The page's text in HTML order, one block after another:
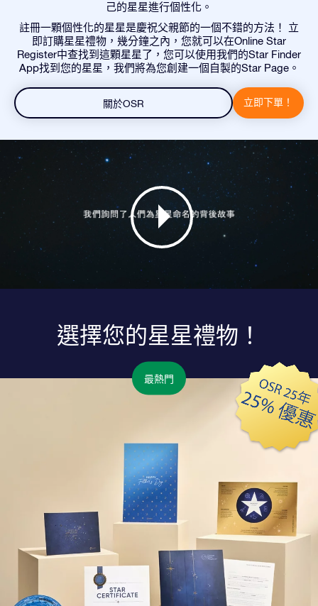
己的星星進行個性化。
註冊一顆個性化的星星是慶祝父親節的一個不錯的方法！ 立
即訂購星星禮物，幾分鐘之內，您就可以在Online Star
Register中查找到這顆星星了，您可以使用我們的Star Finder
App找到您的星星，我們將為您創建一個自製的Star Page。
關於OSR 立即下單！
選擇您的星星禮物！
最熱門